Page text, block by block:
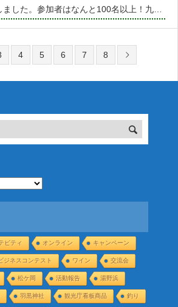
ました。参加者はなんと100名以上！九州
4 5 6 7 8
ビティ オンライン キャンペーン
ジネスコンテスト ワイン 交流会
松ケ岡 活動報告 湯野浜
羽黒神社 観光庁看板商品 釣り